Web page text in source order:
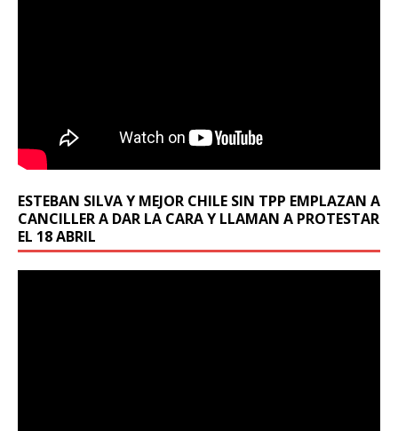
ESTEBAN SILVA Y MEJOR CHILE SIN TPP EMPLAZAN A
CANCILLER A DAR LA CARA Y LLAMAN A PROTESTAR
EL 18 ABRIL